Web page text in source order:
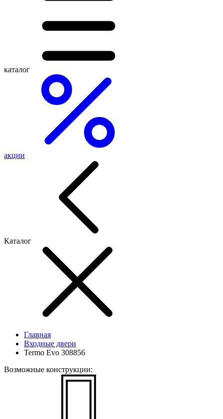
каталог
акции
Каталог
Главная
Входные двери
Termo Evo 308856
Возможные конструкции: